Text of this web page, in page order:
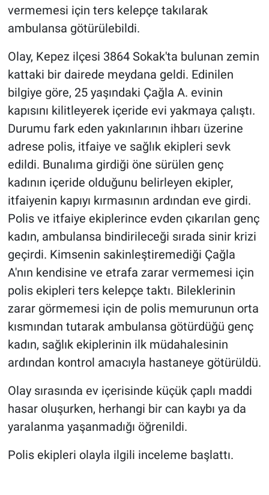
vermemesi için ters kelepçe takılarak
ambulansa götürülebildi.
Olay, Kepez ilçesi 3864 Sokak'ta bulunan zemin
kattaki bir dairede meydana geldi. Edinilen
bilgiye göre, 25 yaşındaki Çağla A. evinin
kapısını kilitleyerek içeride evi yakmaya çalıştı.
Durumu fark eden yakınlarının ihbarı üzerine
adrese polis, itfaiye ve sağlık ekipleri sevk
edildi. Bunalıma girdiği öne sürülen genç
kadının içeride olduğunu belirleyen ekipler,
itfaiyenin kapıyı kırmasının ardından eve girdi.
Polis ve itfaiye ekiplerince evden çıkarılan genç
kadın, ambulansa bindirileceği sırada sinir krizi
geçirdi. Kimsenin sakinleştiremediği Çağla
A'nın kendisine ve etrafa zarar vermemesi için
polis ekipleri ters kelepçe taktı. Bileklerinin
zarar görmemesi için de polis memurunun orta
kısmından tutarak ambulansa götürdüğü genç
kadın, sağlık ekiplerinin ilk müdahalesinin
ardından kontrol amacıyla hastaneye götürüldü.
Olay sırasında ev içerisinde küçük çaplı maddi
hasar oluşurken, herhangi bir can kaybı ya da
yaralanma yaşanmadığı öğrenildi.
Polis ekipleri olayla ilgili inceleme başlattı.